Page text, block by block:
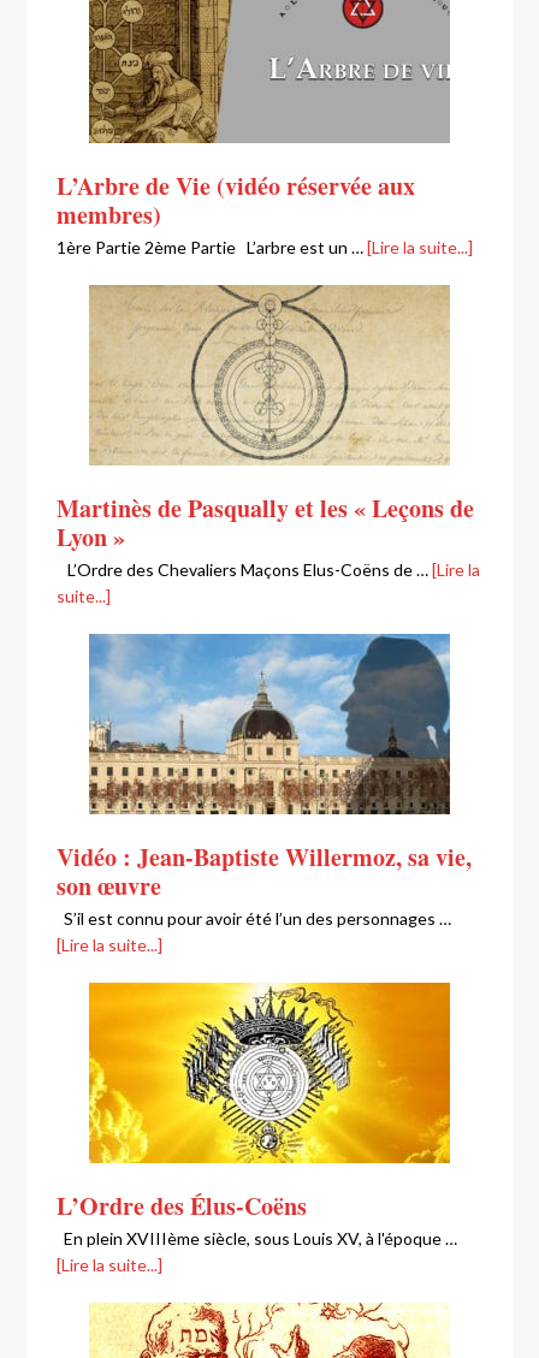
L’Arbre de Vie (vidéo réservée aux
membres)
1ère Partie 2ème Partie L’arbre est un …[Lire la suite...]
Martinès de Pasqually et les « Leçons de
Lyon »
L’Ordre des Chevaliers Maçons Elus-Coëns de …[Lire la
suite...]
Vidéo : Jean-Baptiste Willermoz, sa vie,
son œuvre
S’il est connu pour avoir été l’un des personnages …
[Lire la suite...]
L’Ordre des Élus-Coëns
En plein XVIIIème siècle, sous Louis XV, à l'époque …
[Lire la suite...]